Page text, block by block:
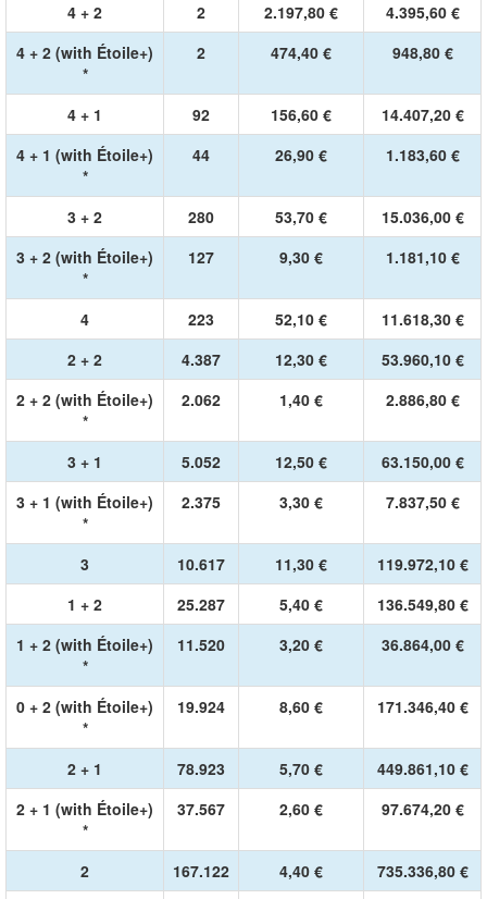
4 + 2
2 2.197,80 €
4.395,60 €
4 + 2 (with Étoile+)
*
2 474,40 € 948,80 €
4 + 1 92 156,60 €
14.407,20 €
4 + 1 (with Étoile+)
*
44 26,90 € 1.183,60 €
3 + 2 280 53,70 €
15.036,00 €
3 + 2 (with Étoile+)
*
127 9,30 € 1.181,10 €
4 223 52,10 €
11.618,30 €
2 + 2
4.387 12,30 €
53.960,10 €
2 + 2 (with Étoile+)
*
2.062 1,40 € 2.886,80 €
3 + 1 5.052 12,50 €
63.150,00 €
3 + 1 (with Étoile+)
*
2.375 3,30 € 7.837,50 €
3 10.617 11,30 €
119.972,10 €
1 + 2
25.287 5,40 €
136.549,80 €
1 + 2 (with Étoile+)
*
11.520 3,20 € 36.864,00 €
0 + 2 (with Étoile+)
*
19.924 8,60 € 171.346,40 €
2 + 1 78.923 5,70 €
449.861,10 €
2 + 1 (with Étoile+)
*
37.567 2,60 € 97.674,20 €
2 167.122 4,40 €
735.336,80 €